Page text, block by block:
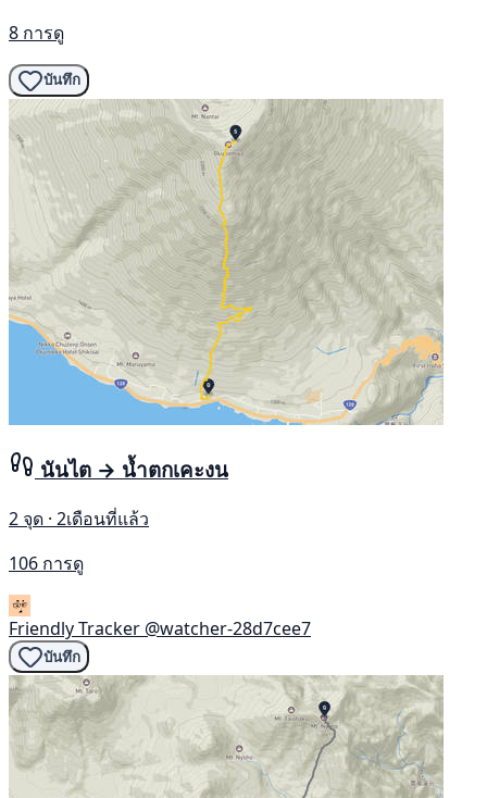
8 การดู
บันทึก
นันไต → น้ำตกเคะงน
2 จุด · 2เดือนที่แล้ว
106 การดู
Friendly Tracker @watcher-28d7cee7
บันทึก